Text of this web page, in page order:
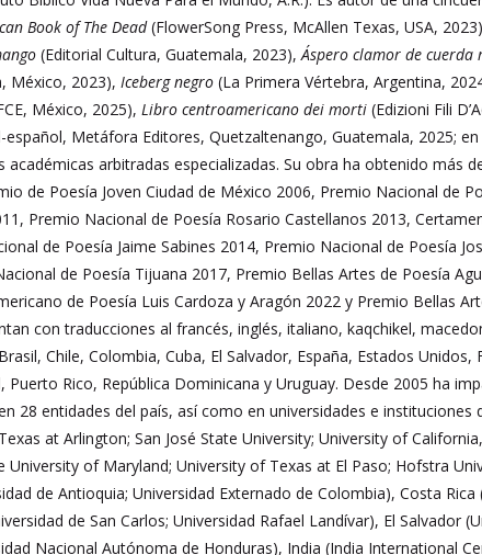
Book of The Dead(FlowerSong Press, McAllen Texas, USA,
(Editorial Cultura, Guatemala, 2023),Áspero clamor de cuerda
México, 2023),Iceberg negro (La Primera Vértebra, Argentina,
México, 2025),Libro centroamericano dei morti (Edizioni Fili
Metáfora Editores, Quetzaltenango, Guatemala, 2025;
arbitradas especializadas. Su obra ha obtenido más
de Poesía Joven Ciudad de México 2006, Premio Nacional de
Premio Nacional de Poesía Rosario Castellanos 2013,
de Poesía Jaime Sabines 2014, Premio Nacional de Poesía
de Poesía Tijuana 2017, Premio Bellas Artes de Poesía
de Poesía Luis Cardoza y Aragón 2022 y Premio Bellas
con traducciones al francés, inglés, italiano, kaqchikel,
Chile, Colombia, Cuba, El Salvador, España, Estados Unidos,
Rico, República Dominicana y Uruguay. Desde 2005 ha
28 entidades del país, así como en universidades e instituciones
at Arlington; San José State University; University of
of Maryland; University of Texas at El Paso; Hofstra
de Antioquia; Universidad Externado de Colombia), Costa Rica
de San Carlos; Universidad Rafael Landívar), El Salvador
Nacional Autónoma de Honduras), India (India International